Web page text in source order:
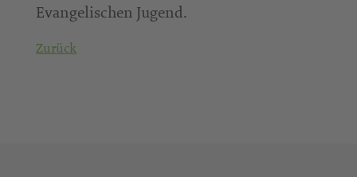
Evangelischen Jugend.
Zurück